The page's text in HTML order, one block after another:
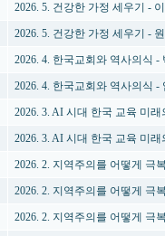
2026. 5. 건강한 가정 세우기 -
2026. 5. 건강한 가정 세우기 -
2026. 4. 한국교회와 역사의식 -
2026. 4. 한국교회와 역사의식 -
2026. 3. AI 시대 한국 교육 미
2026. 3. AI 시대 한국 교육 미
2026. 2. 지역주의를 어떻게 극
2026. 2. 지역주의를 어떻게 극
2026. 2. 지역주의를 어떻게 극